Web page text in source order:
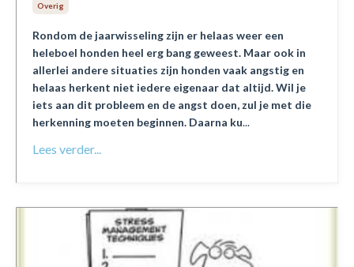
Overig
Rondom de jaarwisseling zijn er helaas weer een
heleboel honden heel erg bang geweest. Maar ook in
allerlei andere situaties zijn honden vaak angstig en
helaas herkent niet iedere eigenaar dat altijd. Wil je
iets aan dit probleem en de angst doen, zul je met die
herkenning moeten beginnen. Daarna ku...
Lees verder...